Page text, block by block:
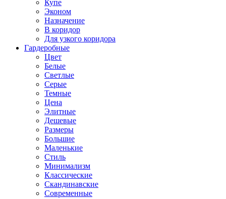
Купе
Эконом
Назначение
В коридор
Для узкого коридора
Гардеробные
Цвет
Белые
Светлые
Серые
Темные
Цена
Элитные
Дешевые
Размеры
Большие
Маленькие
Стиль
Минимализм
Классические
Скандинавские
Современные